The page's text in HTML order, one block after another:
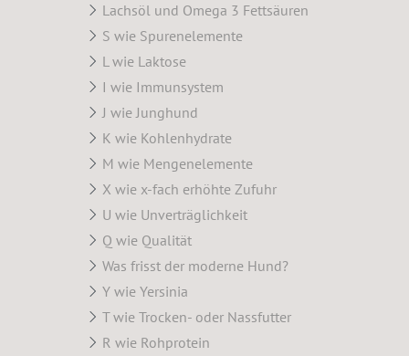
Lachsöl und Omega 3 Fettsäuren
S wie Spurenelemente
L wie Laktose
I wie Immunsystem
J wie Junghund
K wie Kohlenhydrate
M wie Mengenelemente
X wie x-fach erhöhte Zufuhr
U wie Unverträglichkeit
Q wie Qualität
Was frisst der moderne Hund?
Y wie Yersinia
T wie Trocken- oder Nassfutter
R wie Rohprotein